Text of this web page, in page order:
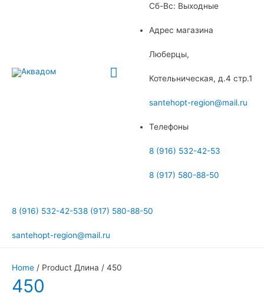
Главное
Сб-Вс: Выходные
Адрес магазина
Люберцы,
Котельническая, д.4 стр.1
santehopt-region@mail.ru
Телефоны
8 (916) 532-42-53
8 (917) 580-88-50
8 (916) 532-42-538 (917) 580-88-50
santehopt-region@mail.ru
Home / Product Длина / 450
450